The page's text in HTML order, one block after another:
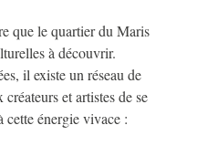
que le quartier du Maris
à découvrir.
il existe un réseau de
et artistes de se
cette énergie vivace :